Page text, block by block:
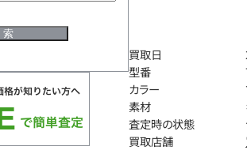
買取日
型番
カラー
素材
査定時の状態
買取店舗